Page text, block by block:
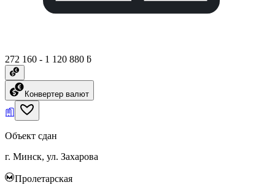
272 160 - 1 120 880 ƃ
Конвертер валют
Объект сдан
г. Минск, ул. Захарова
Пролетарская